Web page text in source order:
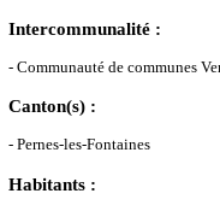
Intercommunalité :
- Communauté de communes
Canton(s) :
- Pernes-les-Fontaines
Habitants :